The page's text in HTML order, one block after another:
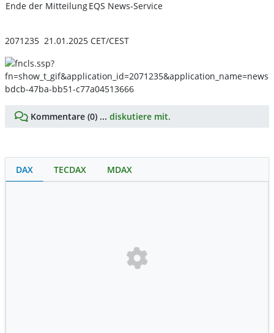
Ende der MitteilungEQS News-Service
2071235 21.01.2025 CET/CEST
Kommentare (0) ... diskutiere mit.
DAX TECDAX MDAX